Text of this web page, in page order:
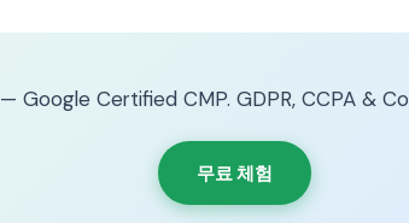
— Google Certified CMP. GDPR, CCPA &
무료 체험